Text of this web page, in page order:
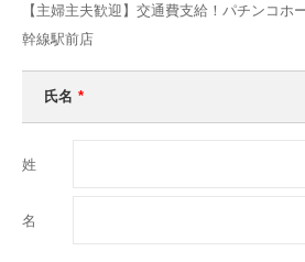
【主婦主夫歓迎】交通費支給！パチンコホ
幹線駅前店
氏名 *
姓
名